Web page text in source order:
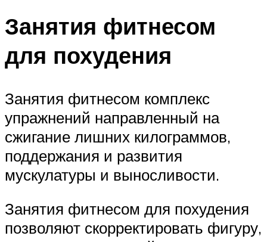
Занятия фитнесом
для похудения
Занятия фитнесом комплекс
упражнений направленный на
сжигание лишних килограммов,
поддержания и развития
мускулатуры и выносливости.
Занятия фитнесом для похудения
позволяют скорректировать фигуру,